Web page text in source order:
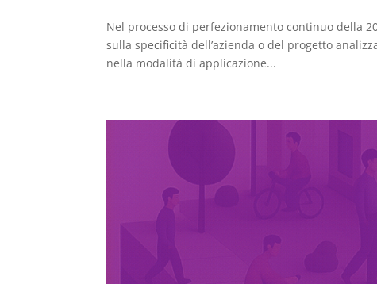
Nel processo di perfezionamento continuo della
sulla specificità dell’azienda o del progetto
nella modalità di applicazione...